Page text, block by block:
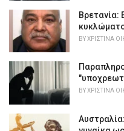
Βρετανία:
BYΧΡΙΣΤΊΝΑ
BYΧΡΙΣΤΊΝΑ